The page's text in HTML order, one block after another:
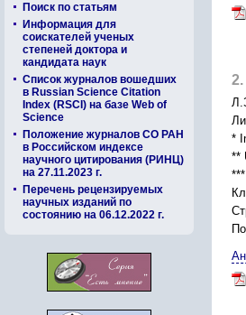
Поиск по статьям
Информация для
соискателей ученых
степеней доктора и
кандидата наук
Список журналов вошедших
в Russian Science Citation
Index (RSCI) на базе Web of
Science
Положение журналов СО РАН
в Российском индексе
научного цитирования (РИНЦ)
на 27.11.2023 г.
Перечень рецензируемых
научных изданий по
состоянию на 06.12.2022 г.
2.
*
**